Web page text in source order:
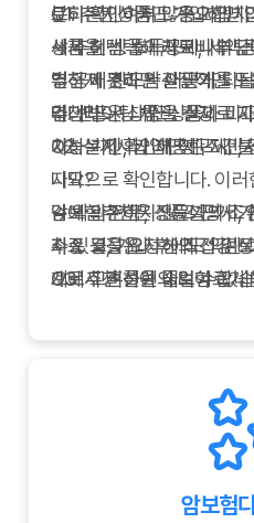
료되는지 여부도 중요합니
세제 혜택: 소득공제, 세액
별 공제 한도는 어떻게 되
언더라이팅 체크: 건강 고
치하는지 확인해 청구 시
분히 확인하지 않은 가입
상품을 선택해 치료비 부
추천 배경과 약관 근거를
입니다.
Q1.추천 상품만 가입하면
→ 추천 상품이라도 나의
영하지 못하면 실질적인
다. 반드시 대안 상품과 비
Q2.설계사가 제공한 제안
나요?
→ 약관 전문, 상품설명서,
자료 등을 요청해 직접 검
Q3.추천 플랜의 보험료가
→ 필수 담보와 선택 특약
청구 서비스는 어디서
→ 보험사 모바일 앱, 고객
에서 청구 처리 기간과 만
추천 받은 상품을 실제로
가능 기간, 납입면제 조건,
지막으로 확인합니다. 이
감에 의존하지 않고 근거
수 있고, 가입 후에도 약관
계에서 혼선을 줄일 수 있
비교표로 정리해 두면 가
때도 도움이 됩니다.
암보험추천은 전문가의 조
최종 결정은 자신의 건강
으로 고려하여 내려야 합
객관적으로 분석하고, 여
중하게 선택하시기 바랍니
암보험